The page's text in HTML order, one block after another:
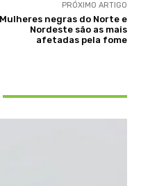
PRÓXIMO ARTIGO
Mulheres negras do Norte e
Nordeste são as mais
afetadas pela fome